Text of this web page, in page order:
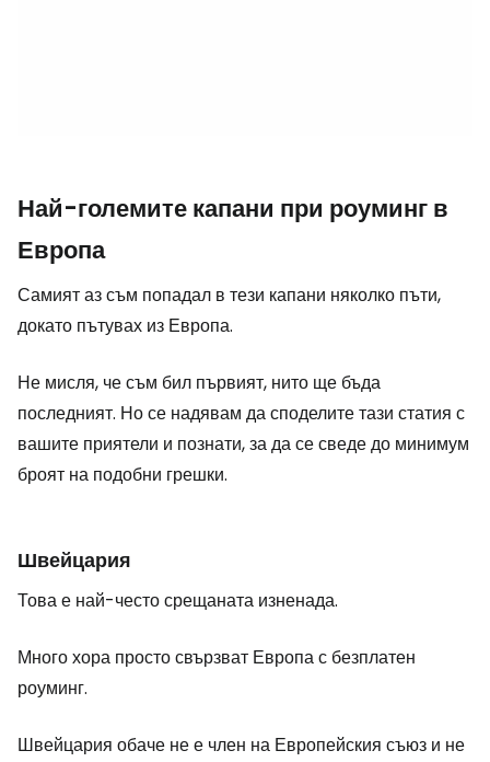
Най-големите капани при роуминг в
Европа
Самият аз съм попадал в тези капани няколко пъти,
докато пътувах из Европа.
Не мисля, че съм бил първият, нито ще бъда
последният. Но се надявам да споделите тази статия с
вашите приятели и познати, за да се сведе до минимум
броят на подобни грешки.
Швейцария
Това е най-често срещаната изненада.
Много хора просто свързват Европа с безплатен
роуминг.
Швейцария обаче не е член на Европейския съюз и не